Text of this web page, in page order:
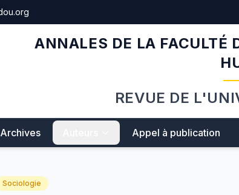
ANNALES DE LA FACULTÉ
REVUE DE
Archives Appel à publication
Sociologie